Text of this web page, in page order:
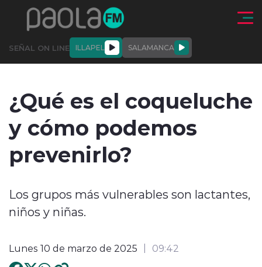
Click acá para ir directamente al contenido
SEÑAL ON LINE ILLAPEL SALAMANCA
SOMOS
¿Qué es el coqueluche
y cómo podemos
prevenirlo?
Los grupos más vulnerables son lactantes,
niños y niñas.
Lunes 10 de marzo de 2025 09:42